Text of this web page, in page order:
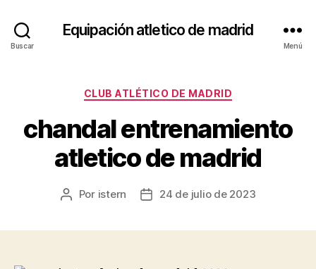
Buscar
Equipación atletico de madrid
Menú
Categorías
CLUB ATLÉTICO DE MADRID
chandal entrenamiento
atletico de madrid
Autor
Por istern
Fecha24 de julio de 2023